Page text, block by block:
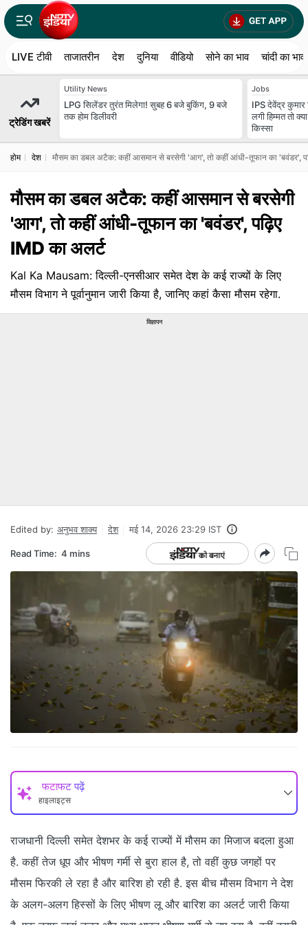
LIVE टीवी ताजातरीन देश दुनिया वीडियो सोने का भाव चांदी का भाव
ट्रेडिंग खबरें
Utility News
LPG सिलेंडर तुरंत मिलेगा! सुबह 6 बजे बुकिंग, 9 बजे
तक होम डिलीवरी
Jobs
IPS देवेंद्र कुमार
लगी हिम्मत तो
किस्सा
होम देश मौसम का डबल अटैक: कहीं आसमान से बरसेगी 'आग', तो कहीं आंधी-तूफान का 'बवंडर',
मौसम का डबल अटैक: कहीं आसमान से बरसेगी
'आग', तो कहीं आंधी-तूफान का 'बवंडर', पढ़िए
IMD का अलर्ट
Kal Ka Mausam: दिल्ली-एनसीआर समेत देश के कई राज्यों के लिए
मौसम विभाग ने पूर्वानुमान जारी किया है, जानिए कहां कैसा मौसम रहेगा.
विज्ञापन
Edited by: अनुभव शाक्य देश मई 14, 2026 23:29 IST
Read Time: 4 mins
फटाफट पढ़ें
हाइलाइट्स
राजधानी दिल्ली समेत देशभर के कई राज्यों में मौसम का मिजाज बदला हुआ
है. कहीं तेज धूप और भीषण गर्मी से बुरा हाल है, तो वहीं कुछ जगहों पर
मौसम फिरकी ले रहा है और बारिश हो रही है. इस बीच मौसम विभाग ने देश
के अलग-अलग हिस्सों के लिए भीषण लू और बारिश का अलर्ट जारी किया